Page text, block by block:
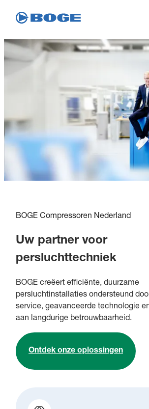
BOGE Compressoren Nederland
Uw partner voor
persluchttechniek
BOGE creëert efficiënte, duurzame
persluchtinstallaties ondersteund
service, geavanceerde technologie
aan langdurige betrouwbaarheid.
Ontdek onze oplossingen